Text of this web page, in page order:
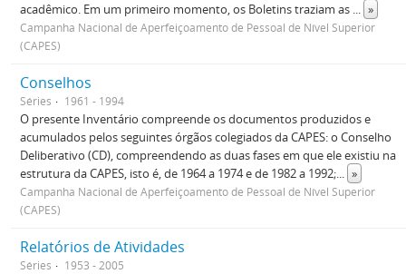
acadêmico. Em um primeiro momento, os Boletins traziam as ... »
Campanha Nacional de Aperfeiçoamento de Pessoal de Nível Superior
(CAPES)
Conselhos
Séries 1961 - 1994
O presente Inventário compreende os documentos produzidos e
acumulados pelos seguintes órgãos colegiados da CAPES: o Conselho
Deliberativo (CD), compreendendo as duas fases em que ele existiu na
estrutura da CAPES, isto é, de 1964 a 1974 e de 1982 a 1992;... »
Campanha Nacional de Aperfeiçoamento de Pessoal de Nível Superior
(CAPES)
Relatórios de Atividades
Séries 1953 - 2005